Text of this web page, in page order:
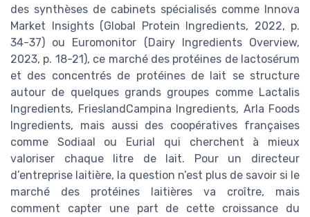
des synthèses de cabinets spécialisés comme Innova
Market Insights (Global Protein Ingredients, 2022, p.
34-37) ou Euromonitor (Dairy Ingredients Overview,
2023, p. 18-21), ce marché des protéines de lactosérum
et des concentrés de protéines de lait se structure
autour de quelques grands groupes comme Lactalis
Ingredients, FrieslandCampina Ingredients, Arla Foods
Ingredients, mais aussi des coopératives françaises
comme Sodiaal ou Eurial qui cherchent à mieux
valoriser chaque litre de lait. Pour un directeur
d’entreprise laitière, la question n’est plus de savoir si le
marché des protéines laitières va croître, mais
comment capter une part de cette croissance du